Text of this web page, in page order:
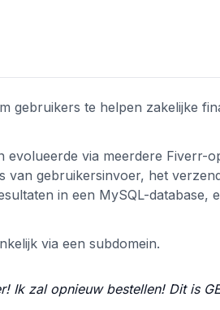
gebruikers te helpen zakelijke
via meerdere Fiverr-
van gebruikersinvoer, het
in een MySQL-database,
via een subdomein.
Ik zal opnieuw bestellen! Dit is